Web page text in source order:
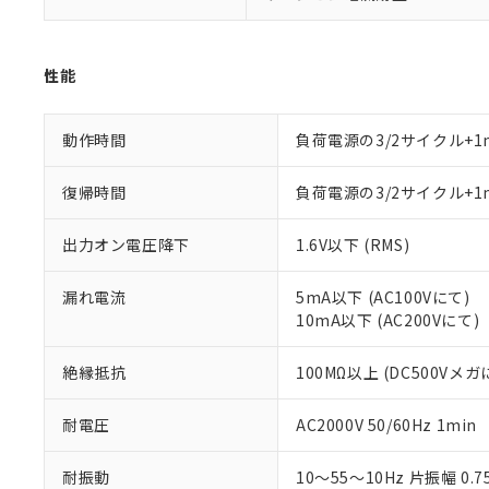
性能
動作時間 負荷電源の3/2サイクル
復帰時間 負荷電源の3/2サイクル
出力オン電圧降下 1.6V以下 (RMS)
漏れ電流
5mA以下 (AC100Vにて)
10mA以下 (AC200Vにて)
絶縁抵抗 100MΩ以上 (DC500Vメガ
耐電圧 AC2000V 50/60Hz 1min
耐振動 10～55～10Hz 片振幅
在庫状況お
オムロン制
在庫状況お
す。
マイパーツ
ている必要
お客様が当
が、当社の
※当社の共同
いる法人を指
ル（DBP） 1000ppm以
但し、RoHS指令で産
部品在庫の切り替
※3 非含有証明
EU RoHS指令（10
51物質の非含有証
※本証明書は発行
また、RoHS指令
混在することから
り割愛しております
※2 環境保護使
「ｅ」：有害物質
「10」：通常の使
味します。
「－」：未確認で
当社は規制
たしません。
－
在庫な
白